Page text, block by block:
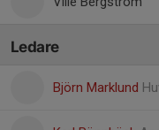
Ledare
Björn Marklund